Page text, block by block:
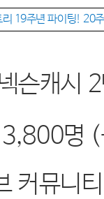
19주년 파이팅! 20
슨캐시 2
3,800명 (
커뮤니